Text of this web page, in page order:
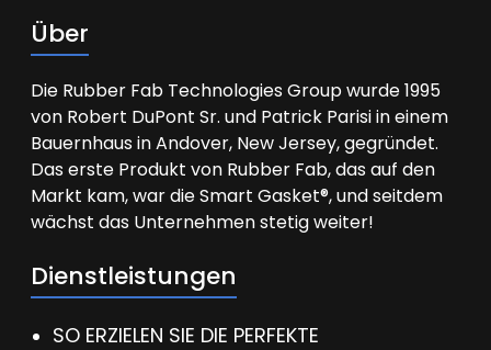
Über
Die Rubber Fab Technologies Group wurde 1995
von Robert DuPont Sr. und Patrick Parisi in einem
Bauernhaus in Andover, New Jersey, gegründet.
Das erste Produkt von Rubber Fab, das auf den
Markt kam, war die Smart Gasket®, und seitdem
wächst das Unternehmen stetig weiter!
Dienstleistungen
SO ERZIELEN SIE DIE PERFEKTE